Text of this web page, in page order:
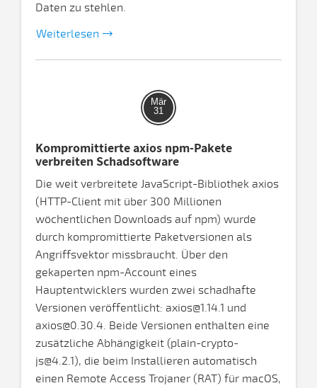
Daten zu stehlen.
Weiterlesen
Mär
31
Kompromittierte axios npm-Pakete
verbreiten Schadsoftware
Die weit verbreitete JavaScript-Bibliothek axios
(HTTP-Client mit über 300 Millionen
wöchentlichen Downloads auf npm) wurde
durch kompromittierte Paketversionen als
Angriffsvektor missbraucht. Über den
gekaperten npm-Account eines
Hauptentwicklers wurden zwei schadhafte
Versionen veröffentlicht: axios@1.14.1 und
axios@0.30.4. Beide Versionen enthalten eine
zusätzliche Abhängigkeit (plain-crypto-
js@4.2.1), die beim Installieren automatisch
einen Remote Access Trojaner (RAT) für macOS,